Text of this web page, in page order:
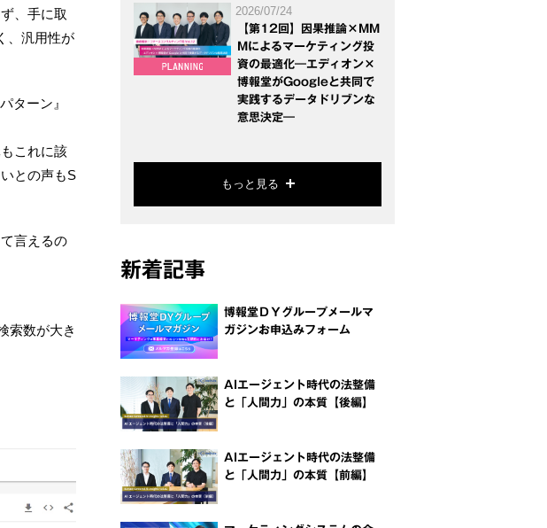
、手に取
、汎用性が
ターン』
これに該
との声もS
言えるの
索数が大き
2026/07/24
【第12回】因果推論×MM
Mによるマーケティング投
資の最適化―エディオン×
博報堂がGoogleと共同で
実践するデータドリブンな
意思決定―
もっと見る
新着記事
博報堂ＤＹグループメールマ
ガジンお申込みフォーム
AIエージェント時代の法整備
と「人間力」の本質【後編】
AIエージェント時代の法整備
と「人間力」の本質【前編】